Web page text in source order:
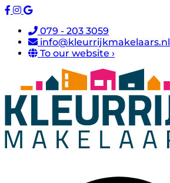
079 - 203 3059
info@kleurrijkmakelaars.nl
To our website ›